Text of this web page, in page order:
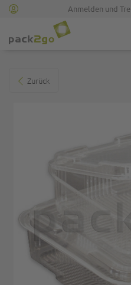
Anmelden und
Zurück